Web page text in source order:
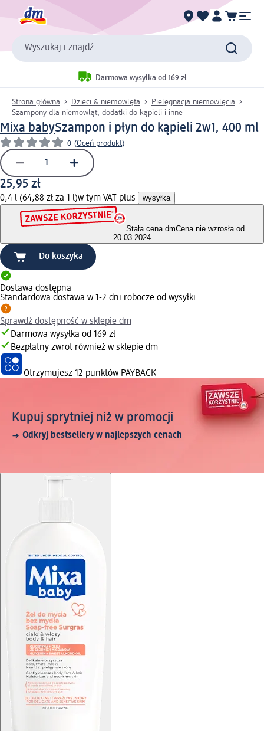
Wyszukaj i znajdź
Darmowa wysyłka od 169 zł
Strona główna Dzieci & niemowlęta
Pielęgnacja niemowlęcia
Szampony dla niemowląt, dodatki do kąpieli i inne
Mixa babySzampon i płyn do kąpieli 2w1, 400 ml
0 (Oceń produkt)
25,95 zł
0,4 l (64,88 zł za 1 l)w tym VAT plus wysyłka
Stała cena dmCena nie wzrosła od
20.03.2024
Do koszyka
Dostawa dostępna
Standardowa dostawa w 1-2 dni robocze od wysyłki
Sprawdź dostępność w sklepie dm
Darmowa wysyłka od 169 zł
Bezpłatny zwrot również w sklepie dm
Otrzymujesz 12 punktów PAYBACK
Kupuj sprytniej niż w promocji
Odkryj bestsellery w najlepszych cenach